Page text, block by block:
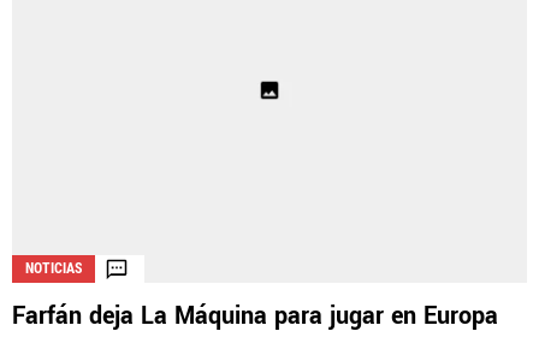
NOTICIAS
Farfán deja La Máquina para jugar en Europa